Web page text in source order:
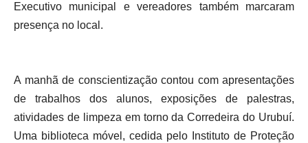
Executivo municipal e vereadores também marcaram
presença no local.
A manhã de conscientização contou com apresentações
de trabalhos dos alunos, exposições de palestras,
atividades de limpeza em torno da Corredeira do Urubuí.
Uma biblioteca móvel, cedida pelo Instituto de Proteção